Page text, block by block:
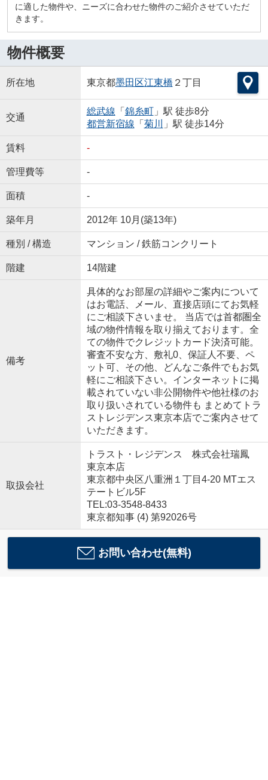
に適した物件や、ニーズに合わせた物件のご紹介させていただ
きます。
物件概要
所在地 東京都墨田区江東橋 ２丁目
交通
総武線 「 錦糸町」駅 徒歩8分
都営新宿線 「 菊川 」駅 徒歩14分
賃料 -
管理費等 -
面積 -
築年月 2012年 10月(築13年)
種別 / 構造 マンション / 鉄筋コンクリート
階建 14階建
備考
具体的なお部屋の詳細やご案内について
はお電話、メール、直接店頭にてお気軽
にご相談下さいませ。 当店では首都圏全
域の物件情報を取り揃えております。全
ての物件でクレジットカード決済可能。
審査不安な方、敷礼0、保証人不要、ペ
ット可、その他、どんなご条件でもお気
軽にご相談下さい。インターネットに掲
載されていない非公開物件や他社様のお
取り扱いされている物件も まとめてトラ
ストレジデンス東京本店でご案内させて
いただきます。
取扱会社
トラスト・レジデンス 株式会社瑞鳳
東京本店
東京都中央区八重洲１丁目4-20 MTエス
テートビル5F
TEL:03-3548-8433
東京都知事 (4) 第92026号
お問い合わせ(無料)